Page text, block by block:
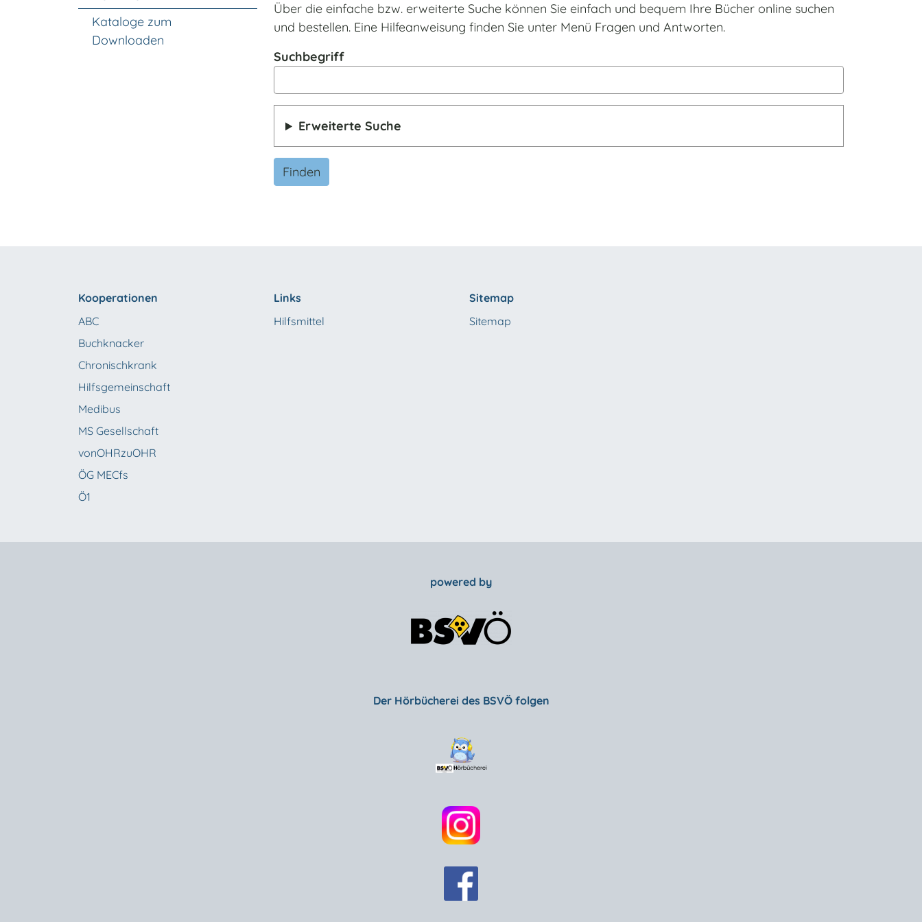
Über die einfache bzw. erweiterte Suche können Sie einfach und bequem Ihre Bücher online suchen
und bestellen. Eine Hilfeanweisung finden Sie unter Menü Fragen und Antworten.
Suchbegriff
Erweiterte Suche
Finden
Kataloge zum
Downloaden
Kooperationen
ABC
Buchknacker
Chronischkrank
Hilfsgemeinschaft
Medibus
MS Gesellschaft
vonOHRzuOHR
ÖG MECfs
Ö1
Links
Hilfsmittel
Sitemap
Sitemap
powered by
Der Hörbücherei des BSVÖ folgen